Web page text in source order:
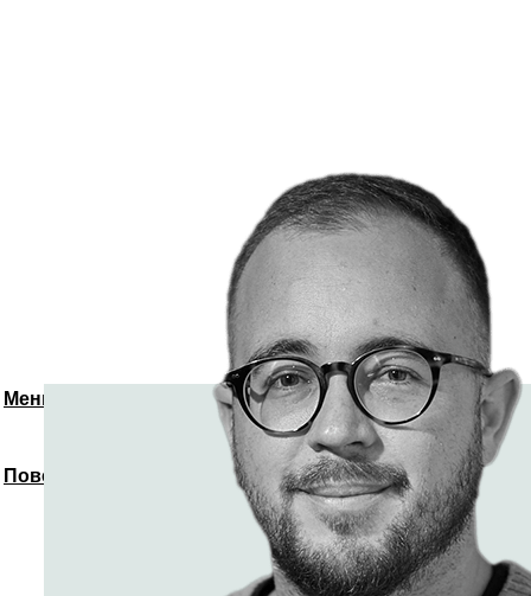
Меню
Повернутись до спікерів